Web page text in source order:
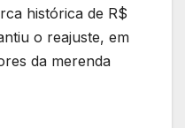
histórica de R$
o reajuste, em
da merenda